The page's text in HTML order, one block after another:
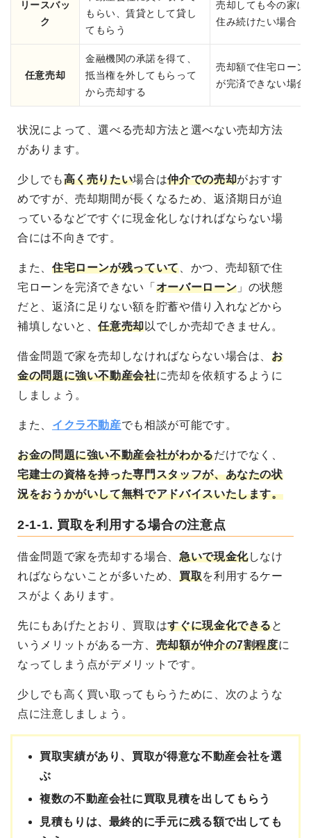
リースバッ
ク
もらい、賃貸として貸し
てもらう
売却しても今の家に
住み続けたい場合
任意売却
金融機関の承諾を得て、
抵当権を外してもらって
から売却する
売却額で住宅ローン
が完済できない場合
状況によって、選べる売却方法と選べない売却方法
があります。
少しでも高く売りたい場合は仲介での売却がおすす
めですが、売却期間が長くなるため、返済期日が迫
っているなどですぐに現金化しなければならない場
合には不向きです。
また、 住宅ローンが残っていて、かつ、売却額で住
宅ローンを完済できない「 オーバーローン 」の状態
だと、返済に足りない額を貯蓄や借り入れなどから
補填しないと、任意売却以でしか売却できません。
借金問題で家を売却しなければならない場合は、お
金の問題に強い不動産会社に売却を依頼するように
しましょう。
また、 イクラ不動産でも相談が可能です。
お金の問題に強い不動産会社がわかるだけでなく、
宅建士の資格を持った専門スタッフが、あなたの状
況をおうかがいして無料でアドバイスいたします。
2-1-1. 買取を利用する場合の注意点
借金問題で家を売却する場合、 急いで現金化しなけ
ればならないことが多いため、 買取を利用するケー
スがよくあります。
先にもあげたとおり、買取はすぐに現金化できると
いうメリットがある一方、 売却額が仲介の7割程度に
なってしまう点がデメリットです。
少しでも高く買い取ってもらうために、次のような
点に注意しましょう。
買取実績があり、買取が得意な不動産会社を選
ぶ
複数の不動産会社に買取見積を出してもらう
見積もりは、最終的に手元に残る額で出しても